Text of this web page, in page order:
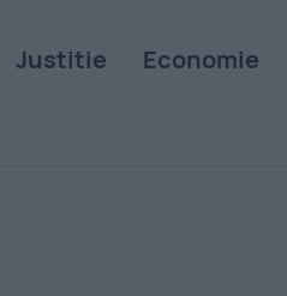
Justitie Economie